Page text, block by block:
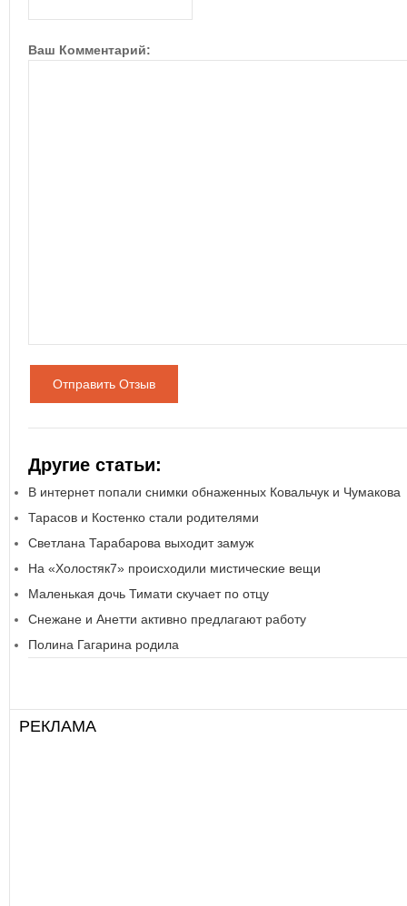
Ваш Комментарий:
Отправить Отзыв
Другие статьи:
В интернет попали снимки обнаженных Ковальчук и Чумакова
Тарасов и Костенко стали родителями
Светлана Тарабарова выходит замуж
На «Холостяк7» происходили мистические вещи
Маленькая дочь Тимати скучает по отцу
Снежане и Анетти активно предлагают работу
Полина Гагарина родила
РЕКЛАМА